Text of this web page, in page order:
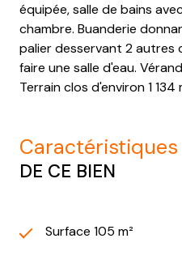
équipée, salle de bains
chambre. Buanderie
palier desservant 2 autres
faire une salle d'eau.
Terrain clos d'environ 1 134
caractéristiques
DE CE BIEN
Surface 105 m²